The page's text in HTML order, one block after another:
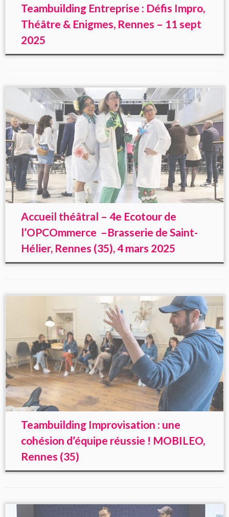
Teambuilding Entreprise : Défis Impro,
Théâtre & Enigmes, Rennes – 11 sept
2025
Accueil théâtral – 4e Ecotour de
l’OPCOmmerce –Brasserie de Saint-
Hélier, Rennes (35), 4 mars 2025
Teambuilding Improvisation : une
cohésion d’équipe réussie ! MOBILEO,
Rennes (35)